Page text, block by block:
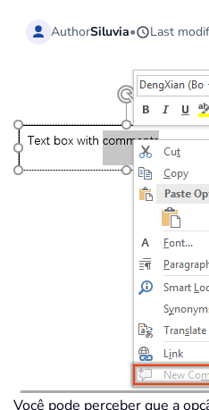
AuthorSiluvia• Last
Você pode perceber que a